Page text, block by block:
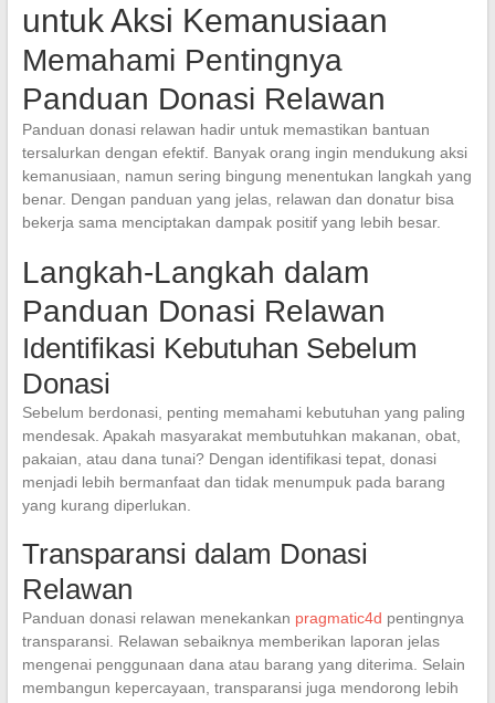
untuk Aksi Kemanusiaan
Memahami Pentingnya
Panduan Donasi Relawan
Panduan donasi relawan hadir untuk memastikan bantuan
tersalurkan dengan efektif. Banyak orang ingin mendukung aksi
kemanusiaan, namun sering bingung menentukan langkah yang
benar. Dengan panduan yang jelas, relawan dan donatur bisa
bekerja sama menciptakan dampak positif yang lebih besar.
Langkah-Langkah dalam
Panduan Donasi Relawan
Identifikasi Kebutuhan Sebelum
Donasi
Sebelum berdonasi, penting memahami kebutuhan yang paling
mendesak. Apakah masyarakat membutuhkan makanan, obat,
pakaian, atau dana tunai? Dengan identifikasi tepat, donasi
menjadi lebih bermanfaat dan tidak menumpuk pada barang
yang kurang diperlukan.
Transparansi dalam Donasi
Relawan
Panduan donasi relawan menekankan pragmatic4d pentingnya
transparansi. Relawan sebaiknya memberikan laporan jelas
mengenai penggunaan dana atau barang yang diterima. Selain
membangun kepercayaan, transparansi juga mendorong lebih